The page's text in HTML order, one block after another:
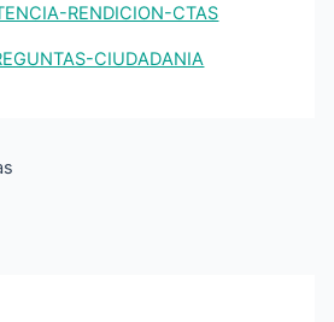
RENDICION-CTAS
CIUDADANIA